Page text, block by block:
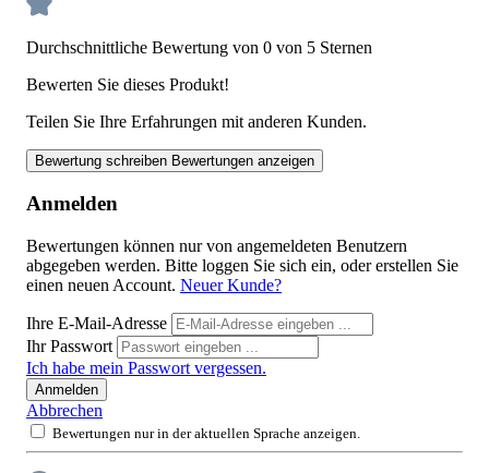
Durchschnittliche Bewertung von 0 von 5 Sternen
Bewerten Sie dieses Produkt!
Teilen Sie Ihre Erfahrungen mit anderen Kunden.
Bewertung schreiben Bewertungen anzeigen
Anmelden
Bewertungen können nur von angemeldeten Benutzern
abgegeben werden. Bitte loggen Sie sich ein, oder erstellen Sie
einen neuen Account. Neuer Kunde?
Ihre E-Mail-Adresse
Ihr Passwort
Ich habe mein Passwort vergessen.
Anmelden
Abbrechen
Bewertungen nur in der aktuellen Sprache anzeigen.